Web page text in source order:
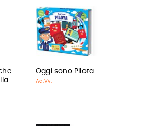
Oggi sono Pilota
Aa.Vv.